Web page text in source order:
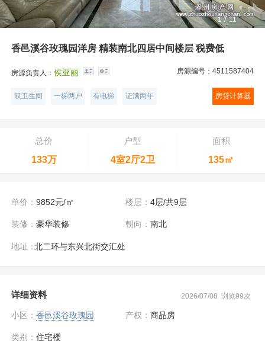
1/11
香邑溪谷玫瑰园洋房 精装南北四居中间楼层 税费低
房源负责人：侯亚丽 房源编号：4511587404
双卫生间 一梯两户 有电梯 证满两年 房贷计算器
总价
133万
户型
4室2厅2卫
面积
135㎡
单价：9852元/㎡ 楼层： 4层/共9层
装修：豪华装修 朝向： 南北
地址：北二环与东兴北街交汇处
详细资料 2026/07/08 浏览99次
小区：香邑溪谷玫瑰园 产权： 商品房
类别：住宅楼